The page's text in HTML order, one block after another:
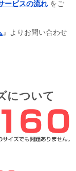
ービスの流れ をご
』よりお問い合わせ
について